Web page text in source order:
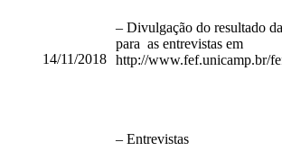
14/11/2018
– Divulgação do resultado
para as entrevistas em
http://www.fef.unicamp.br/
– Entrevistas